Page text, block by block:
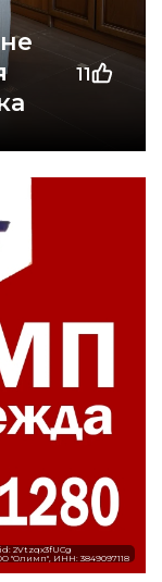
11
2Vtzqx3fUCg
"Олимп", ИНН: 3849097118